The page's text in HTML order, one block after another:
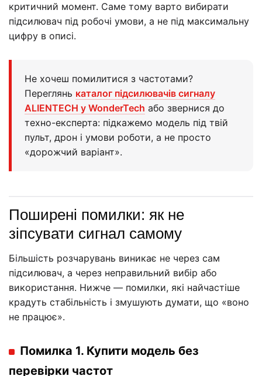
критичний момент. Саме тому варто вибирати
підсилювач під робочі умови, а не під максимальну
цифру в описі.
Не хочеш помилитися з частотами?
Переглянь каталог підсилювачів сигналу
ALIENTECH у WonderTech або звернися до
техно-експерта: підкажемо модель під твій
пульт, дрон і умови роботи, а не просто
«дорожчий варіант».
Поширені помилки: як не
зіпсувати сигнал самому
Більшість розчарувань виникає не через сам
підсилювач, а через неправильний вибір або
використання. Нижче — помилки, які найчастіше
крадуть стабільність і змушують думати, що «воно
не працює».
Помилка 1. Купити модель без
перевірки частот